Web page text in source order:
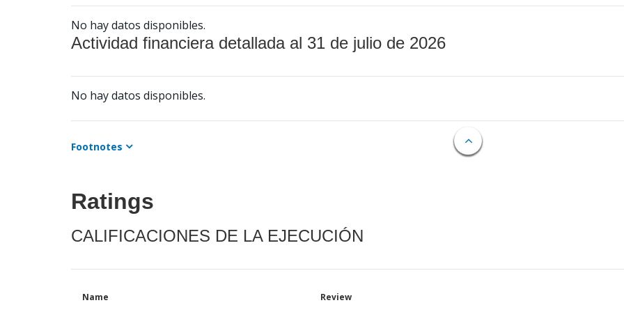
No hay datos disponibles.
Actividad financiera detallada al 31 de julio de 2026
No hay datos disponibles.
Footnotes
Ratings
CALIFICACIONES DE LA EJECUCIÓN
Name Review